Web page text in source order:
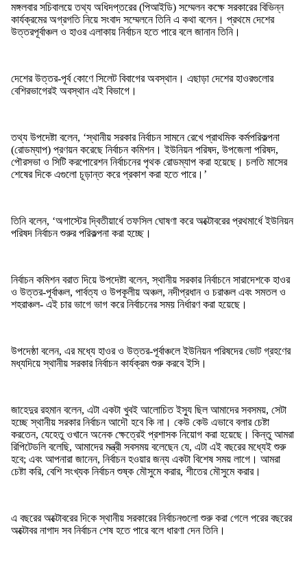
মঙ্গলবার সচিবালয়ে তথ্য অধিদপ্তরের (পিআইডি) সম্মেলন কক্ষে সরকারের বিভিন্ন
কার্যক্রমের অগ্রগতি নিয়ে সংবাদ সম্মেলনে তিনি এ কথা বলেন। প্রথমে দেশের
উত্তরপূর্বাঞ্চল ও হাওর এলাকায় নির্বাচন হতে পারে বলে জানান তিনি।
দেশের উত্তর-পূর্ব কোণে সিলেট বিবাগের অবস্থান। এছাড়া দেশের হাওরগুলোর
বেশিরভাগেরই অবস্থান এই বিভাগে।
তথ্য উপদেষ্টা বলেন, ‘স্থানীয় সরকার নির্বাচন সামনে রেখে প্রাথমিক কর্মপরিকল্পনা
(রোডম্যাপ) প্রণয়ন করেছে নির্বাচন কমিশন। ইউনিয়ন পরিষদ, উপজেলা পরিষদ,
পৌরসভা ও সিটি করপোরেশন নির্বাচনের পৃথক রোডম্যাপ করা হয়েছে। চলতি মাসের
শেষের দিকে এগুলো চূড়ান্ত করে প্রকাশ করা হতে পারে।’
তিনি বলেন, ‘অগাস্টের দ্বিতীয়ার্ধে তফসিল ঘোষণা করে অক্টোবরের প্রথমার্ধে ইউনিয়ন
পরিষদ নির্বাচন শুরুর পরিকল্পনা করা হচ্ছে।
নির্বাচন কমিশন বরাত দিয়ে উপদেষ্টা বলেন, স্থানীয় সরকার নির্বাচনে সারাদেশকে হাওর
ও উত্তর-পূর্বাঞ্চল, পার্বত্য ও উপকূলীয় অঞ্চল, নদীপ্রধান ও চরাঞ্চল এবং সমতল ও
শহরাঞ্চল- এই চার ভাগে ভাগ করে নির্বাচনের সময় নির্ধারণ করা হয়েছে।
উপদেষ্ঠা বলেন, এর মধ্যে হাওর ও উত্তর-পূর্বাঞ্চলে ইউনিয়ন পরিষদের ভোট গ্রহণের
মধ্যদিয়ে স্থানীয় সরকার নির্বাচন কার্যক্রম শুরু করবে ইসি।
জাহেদুর রহমান বলেন, এটা একটা খুবই আলোচিত ইস্যু ছিল আমাদের সবসময়, সেটা
হচ্ছে স্থানীয় সরকার নির্বাচন আদৌ হবে কি না। কেউ কেউ এভাবে বলার চেষ্টা
করতেন, যেহেতু ওখানে অনেক ক্ষেত্রেই প্রশাসক নিয়োগ করা হয়েছে। কিন্তু আমরা
রিপিটেডলি বলেছি, আমাদের মন্ত্রী সবসময় বলেছেন যে, এটা এই বছরের মধ্যেই শুরু
হবে; এবং আপনারা জানেন, নির্বাচন হওয়ার জন্য একটা বিশেষ সময় লাগে। আমরা
চেষ্টা করি, বেশি সংখ্যক নির্বাচন শুষ্ক মৌসুমে করার, শীতের মৌসুমে করার।
এ বছরের অক্টোবরের দিকে স্থানীয় সরকারের নির্বাচনগুলো শুরু করা গেলে পরের বছরের
অক্টোবর নাগাদ সব নির্বাচন শেষ হতে পারে বলে ধারণা দেন তিনি।